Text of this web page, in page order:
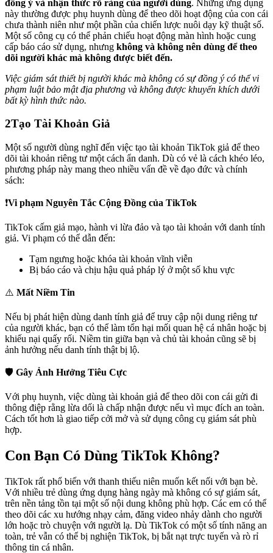
đồng ý và nhận thức rõ ràng của người dùng. Những ứng dụng
này thường được phụ huynh dùng để theo dõi hoạt động của con cái
chưa thành niên như một phần của chiến lược nuôi dạy kỹ thuật số.
Một số công cụ có thể phản chiếu hoạt động màn hình hoặc cung
cấp báo cáo sử dụng, nhưng không và không nên dùng để theo
dõi người khác mà không được biết đến.
Việc giám sát thiết bị người khác mà không có sự đồng ý có thể vi
phạm luật bảo mật địa phương và không được khuyến khích dưới
bất kỳ hình thức nào.
2Tạo Tài Khoản Giả
Một số người dùng nghĩ đến việc tạo tài khoản TikTok giả để theo
dõi tài khoản riêng tư một cách ẩn danh. Dù có vẻ là cách khéo léo,
phương pháp này mang theo nhiều vấn đề về đạo đức và chính
sách:
❗Vi phạm Nguyên Tắc Cộng Đồng của TikTok
TikTok cấm giả mạo, hành vi lừa đảo và tạo tài khoản với danh tính
giả. Vi phạm có thể dẫn đến:
Tạm ngưng hoặc khóa tài khoản vĩnh viễn
Bị báo cáo và chịu hậu quả pháp lý ở một số khu vực
⚠️ Mất Niềm Tin
Nếu bị phát hiện dùng danh tính giả để truy cập nội dung riêng tư
của người khác, bạn có thể làm tổn hại mối quan hệ cá nhân hoặc bị
khiếu nại quấy rối. Niềm tin giữa bạn và chủ tài khoản cũng sẽ bị
ảnh hưởng nếu danh tính thật bị lộ.
🛡️ Gây Ảnh Hưởng Tiêu Cực
Với phụ huynh, việc dùng tài khoản giả để theo dõi con cái gửi đi
thông điệp rằng lừa dối là chấp nhận được nếu vì mục đích an toàn.
Cách tốt hơn là giao tiếp cởi mở và sử dụng công cụ giám sát phù
hợp.
Con Bạn Có Dùng TikTok Không?
TikTok rất phổ biến với thanh thiếu niên muốn kết nối với bạn bè.
Với nhiều trẻ dùng ứng dụng hàng ngày mà không có sự giám sát,
trên nền tảng tồn tại một số nội dung không phù hợp. Các em có thể
theo dõi các xu hướng nhạy cảm, đăng video nhảy dành cho người
lớn hoặc trò chuyện với người lạ. Dù TikTok có một số tính năng an
toàn, trẻ vẫn có thể bị nghiện TikTok, bị bắt nạt trực tuyến và rò rỉ
thông tin cá nhân.